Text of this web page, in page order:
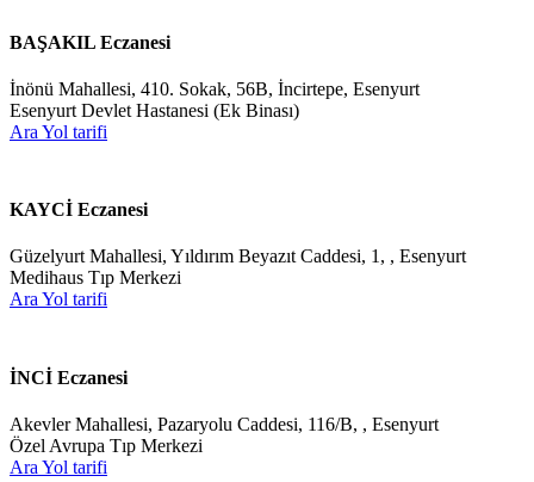
BAŞAKIL Eczanesi
İnönü Mahallesi, 410. Sokak, 56B, İncirtepe, Esenyurt
Esenyurt Devlet Hastanesi (Ek Binası)
Ara Yol tarifi
KAYCİ Eczanesi
Güzelyurt Mahallesi, Yıldırım Beyazıt Caddesi, 1, , Esenyurt
Medihaus Tıp Merkezi
AraYol tarifi
İNCİ Eczanesi
Akevler Mahallesi, Pazaryolu Caddesi, 116/B, , Esenyurt
Özel Avrupa Tıp Merkezi
Ara Yol tarifi